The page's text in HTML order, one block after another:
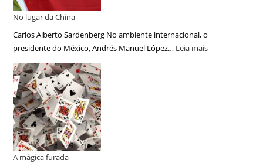
No lugar da China
Carlos Alberto Sardenberg No ambiente internacional, o
presidente do México, Andrés Manuel López… Leia mais
A mágica furada